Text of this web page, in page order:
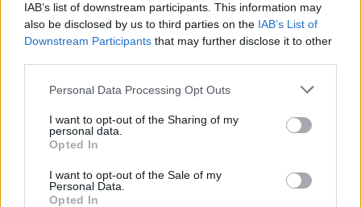
IAB’s list of downstream participants. This information may
also be disclosed by us to third parties on the IAB’s List of
Downstream Participants that may further disclose it to other
Personal Data Processing Opt Outs
I want to opt-out of the Sharing of my
personal data.
Opted In
I want to opt-out of the Sale of my
Personal Data.
Opted In